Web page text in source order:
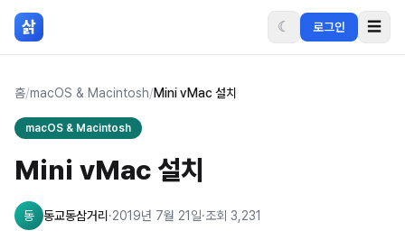
본문 바로가기
삵 ☾ 로그인 ☰
홈/macOS & Macintosh/Mini vMac 설치
macOS & Macintosh
Mini vMac 설치
동 동교동삼거리 ·2019년 7월 21일·조회 3,231